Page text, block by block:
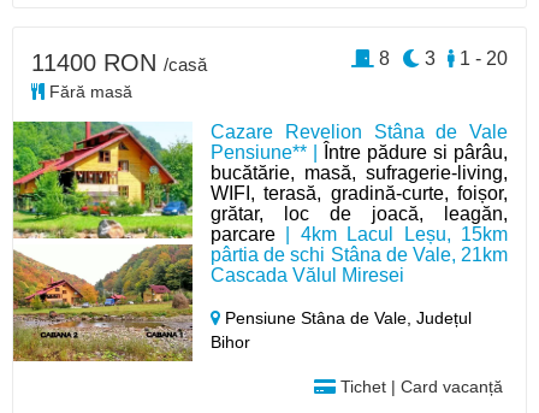
Cazare Revelion Stâna de Vale
Pensiune** |
Între pădure si pârâu,
bucătărie, masă, sufragerie-living,
WIFI, terasă, gradină-curte, foișor,
grătar, loc de joacă, leagăn,
parcare | 4km Lacul Leșu, 15km
pârtia de schi Stâna de Vale, 21km
Cascada Vălul Miresei
Pensiune Stâna de Vale,Județul
Bihor
Tichet | Card vacanță
11400 RON /casă
Fără masă
1 - 20
3
8